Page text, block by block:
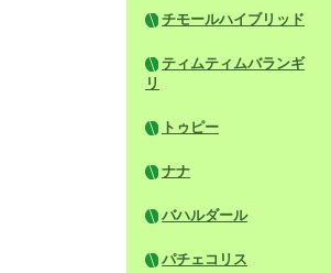
チモールハイブリッド
ティムティムバランギ
リ
トゥピー
ナナ
バハルダール
パチェコリス